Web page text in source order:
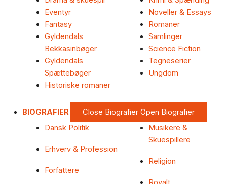
Eventyr
Fantasy
Gyldendals
Bekkasinbøger
Gyldendals
Spættebøger
Historiske romaner
Noveller & Essays
Romaner
Samlinger
Science Fiction
Tegneserier
Ungdom
BIOGRAFIER Close Biografier Open Biografier
Dansk Politik
Erhverv & Profession
Forfattere
Musikere &
Skuespillere
Religion